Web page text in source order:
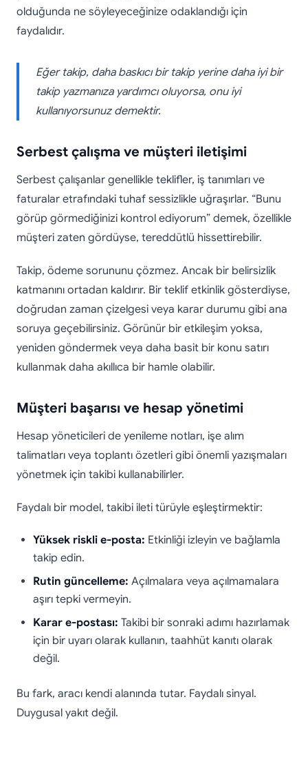
olduğunda ne söyleyeceğinize odaklandığı için
faydalıdır.
Eğer takip, daha baskıcı bir takip yerine daha iyi bir
takip yazmanıza yardımcı oluyorsa, onu iyi
kullanıyorsunuz demektir.
Serbest çalışma ve müşteri iletişimi
Serbest çalışanlar genellikle teklifler, iş tanımları ve
faturalar etrafındaki tuhaf sessizlikle uğraşırlar. “Bunu
görüp görmediğinizi kontrol ediyorum” demek, özellikle
müşteri zaten gördüyse, tereddütlü hissettirebilir.
Takip, ödeme sorununu çözmez. Ancak bir belirsizlik
katmanını ortadan kaldırır. Bir teklif etkinlik gösterdiyse,
doğrudan zaman çizelgesi veya karar durumu gibi ana
soruya geçebilirsiniz. Görünür bir etkileşim yoksa,
yeniden göndermek veya daha basit bir konu satırı
kullanmak daha akıllıca bir hamle olabilir.
Müşteri başarısı ve hesap yönetimi
Hesap yöneticileri de yenileme notları, işe alım
talimatları veya toplantı özetleri gibi önemli yazışmaları
yönetmek için takibi kullanabilirler.
Faydalı bir model, takibi ileti türüyle eşleştirmektir:
Yüksek riskli e-posta: Etkinliği izleyin ve bağlamla
takip edin.
Rutin güncelleme: Açılmalara veya açılmamalara
aşırı tepki vermeyin.
Karar e-postası: Takibi bir sonraki adımı hazırlamak
için bir uyarı olarak kullanın, taahhüt kanıtı olarak
değil.
Bu fark, aracı kendi alanında tutar. Faydalı sinyal.
Duygusal yakıt değil.